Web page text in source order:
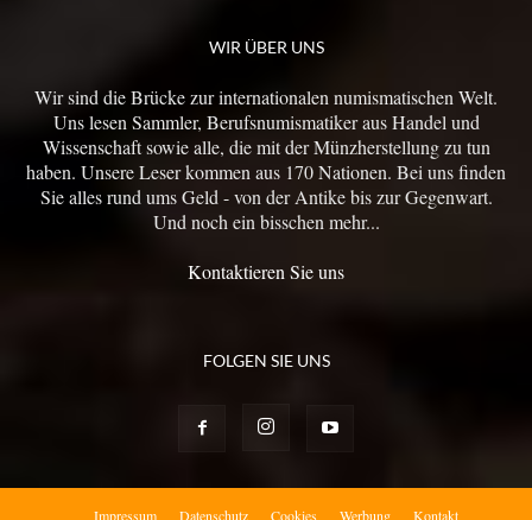
WIR ÜBER UNS
Wir sind die Brücke zur internationalen numismatischen Welt.
Uns lesen Sammler, Berufsnumismatiker aus Handel und
Wissenschaft sowie alle, die mit der Münzherstellung zu tun
haben. Unsere Leser kommen aus 170 Nationen. Bei uns finden
Sie alles rund ums Geld - von der Antike bis zur Gegenwart.
Und noch ein bisschen mehr...
Kontaktieren Sie uns
FOLGEN SIE UNS
Impressum Datenschutz Cookies Werbung Kontakt